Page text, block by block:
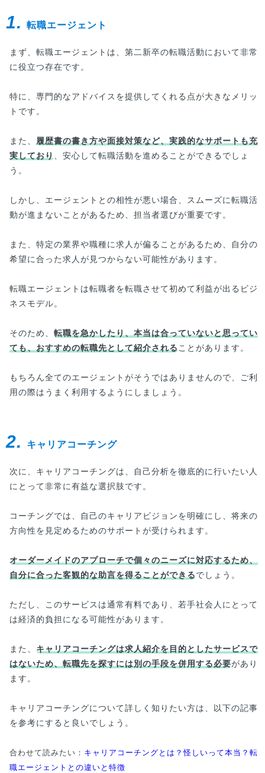
1. 転職エージェント
まず、転職エージェントは、第二新卒の転職活動において非常
に役立つ存在です。
特に、専門的なアドバイスを提供してくれる点が大きなメリッ
トです。
また、 履歴書の書き方や面接対策など、実践的なサポートも充
実しており
、安心して転職活動を進めることができるでしょ
う。
しかし、エージェントとの相性が悪い場合、スムーズに転職活
動が進まないことがあるため、担当者選びが重要です。
また、特定の業界や職種に求人が偏ることがあるため、自分の
希望に合った求人が見つからない可能性があります。
転職エージェントは転職者を転職させて初めて利益が出るビジ
ネスモデル。
そのため、 転職を急かしたり、本当は合っていないと思ってい
ても、おすすめの転職先として紹介される ことがあります。
もちろん全てのエージェントがそうではありませんので、ご利
用の際はうまく利用するようにしましょう。
2. キャリアコーチング
次に、キャリアコーチングは、自己分析を徹底的に行いたい人
にとって非常に有益な選択肢です。
コーチングでは、自己のキャリアビジョンを明確にし、将来の
方向性を見定めるためのサポートが受けられます。
オーダーメイドのアプローチで個々のニーズに対応するため、
自分に合った客観的な助言を得ることができるでしょう。
ただし、このサービスは通常有料であり、若手社会人にとって
は経済的負担になる可能性があります。
また、 キャリアコーチングは求人紹介を目的としたサービスで
はないため、転職先を探すには別の手段を併用する必要があり
ます。
キャリアコーチングについて詳しく知りたい方は、以下の記事
を参考にすると良いでしょう。
合わせて読みたい： キャリアコーチングとは？怪しいって本当？転
職エージェントとの違いと特徴